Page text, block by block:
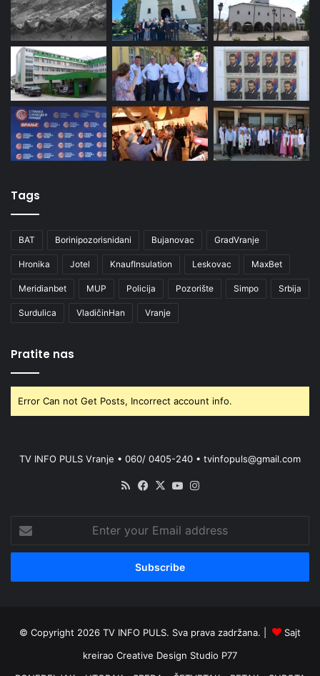
Tags
BAT Borinipozorisnidani Bujanovac GradVranje
Hronika Jotel KnaufInsulation Leskovac MaxBet
Meridianbet MUP Policija Pozorište Simpo Srbija
Surdulica VladičinHan Vranje
Pratite nas
Error Can not Get Posts, Incorrect account info.
TV INFO PULS Vranje • 060/ 0405-240 • tvinfopuls@gmail.com
RSS Facebook
X YouTube
your
Email
© Copyright 2026 TV INFO PULS. Sva prava zadržana. |
Sajt
kreirao Creative Design Studio P77